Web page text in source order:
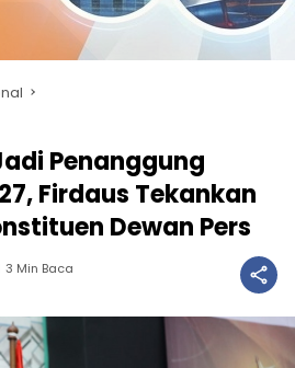
Penanggung
Firdaus Tekankan
Dewan Pers
3 Min Baca